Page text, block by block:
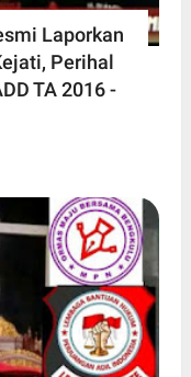
Laporkan
Perihal
TA 2016 -